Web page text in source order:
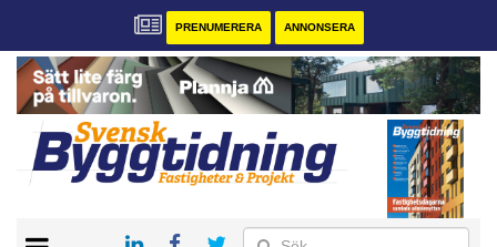
PRENUMERERA ANNONSERA